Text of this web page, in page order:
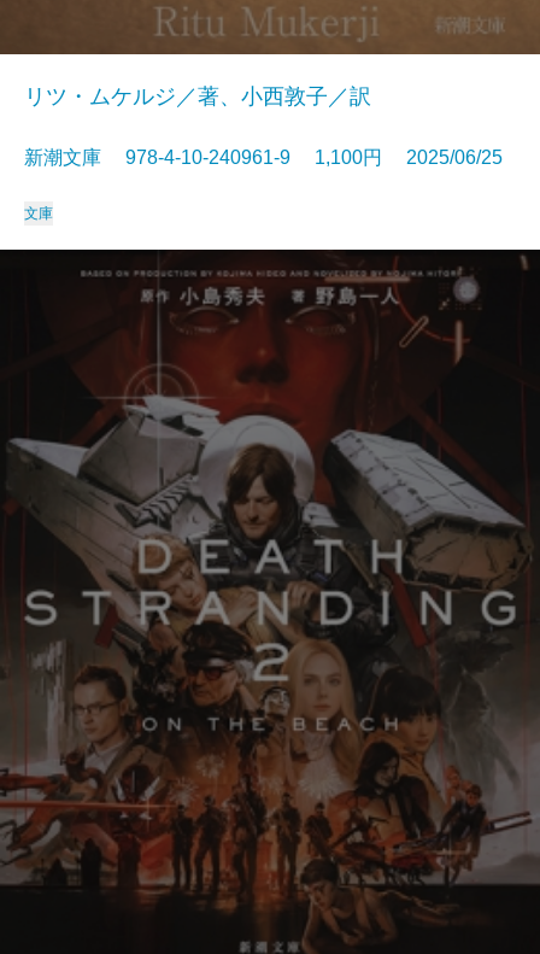
リツ・ムケルジ／著、小西敦子／訳
新潮文庫 978-4-10-240961-9 1,100円 2025/06/25
文庫